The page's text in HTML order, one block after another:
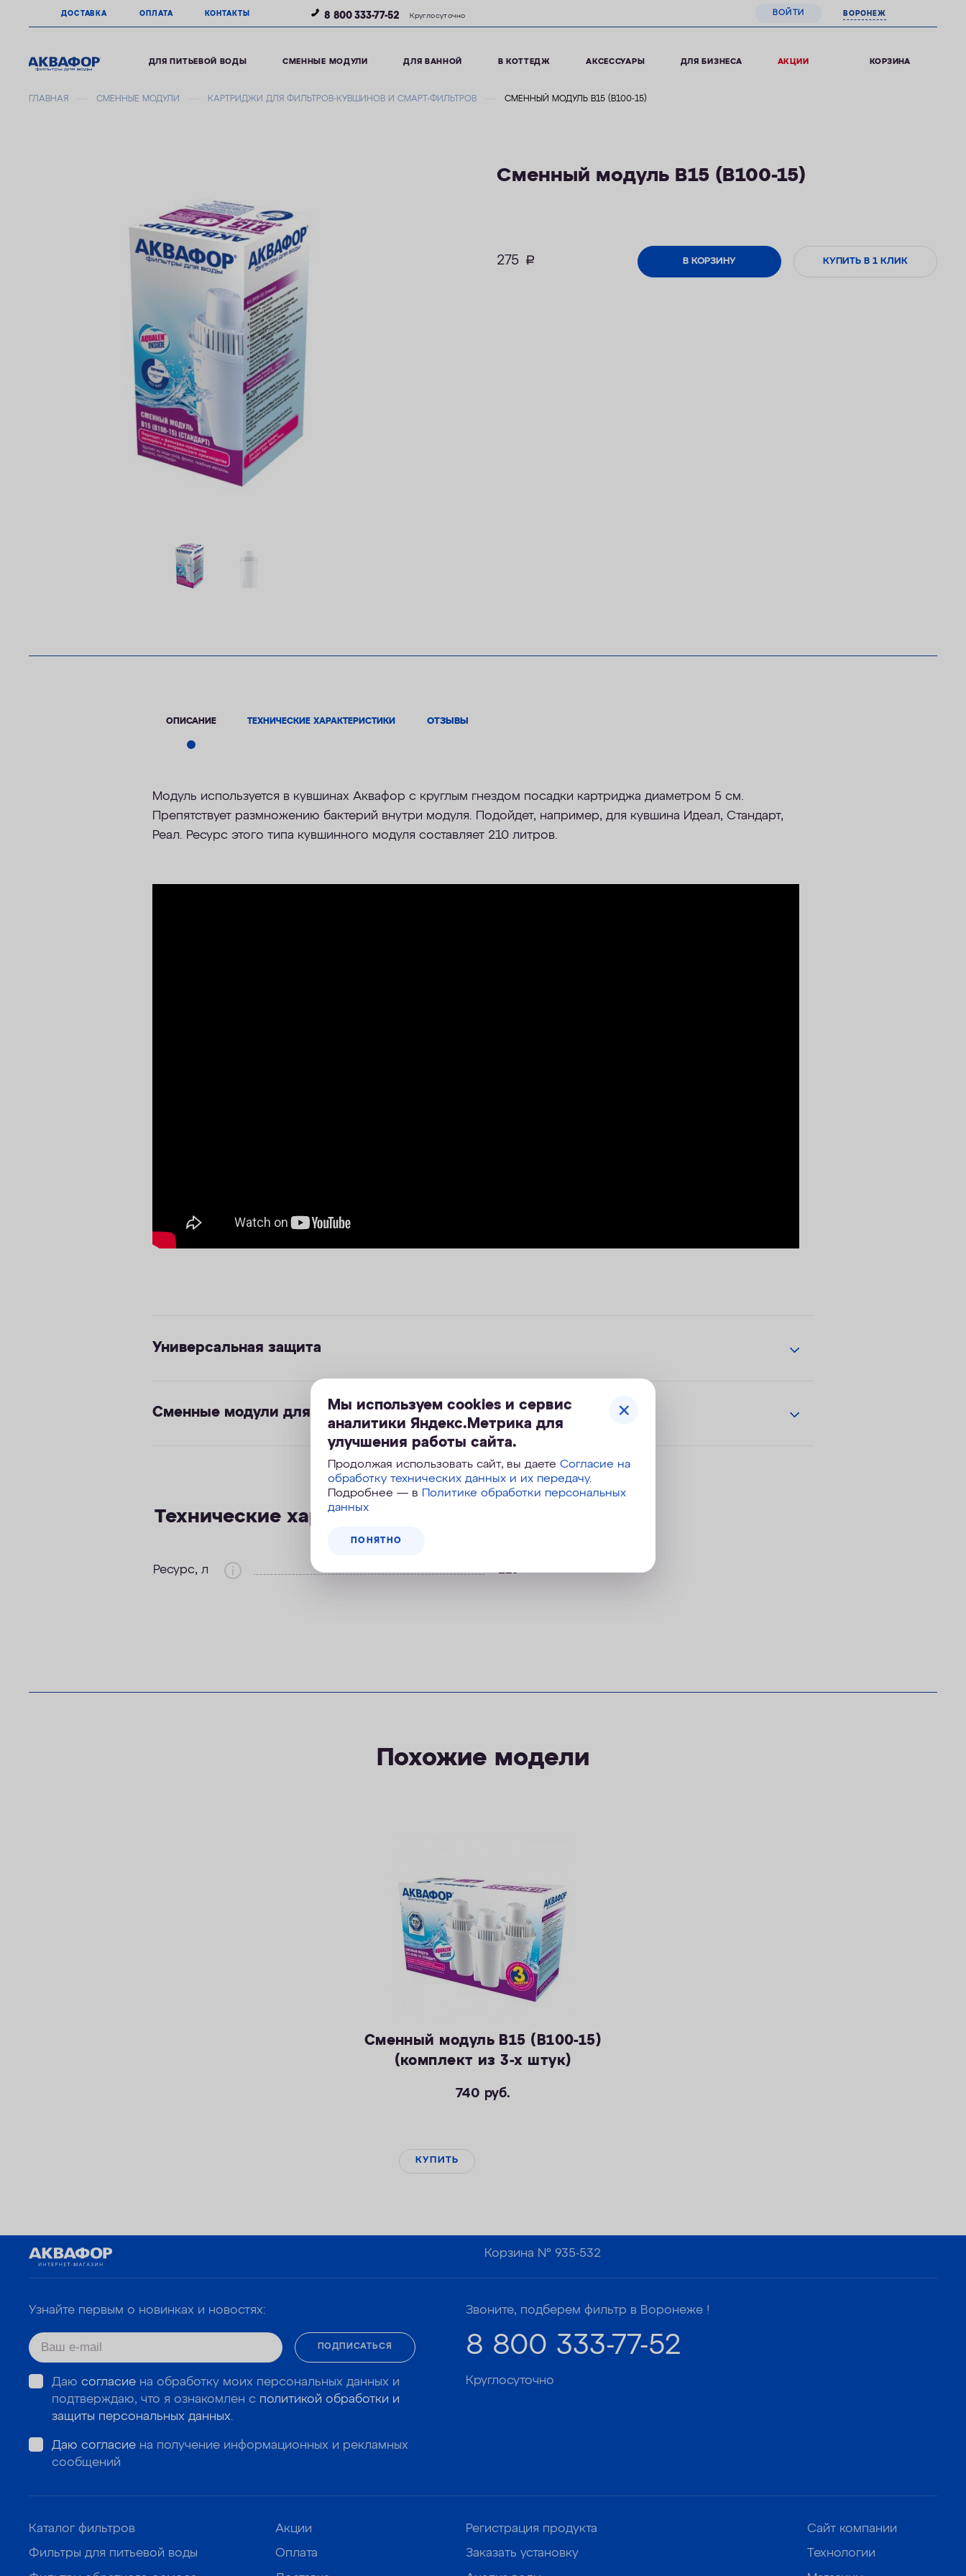
ДОСТАВКА ОПЛАТА КОНТАКТЫ 8 800 333-77-52 Круглосуточно ВОЙТИ ВОРОНЕЖ
ДЛЯ ПИТЬЕВОЙ ВОДЫ СМЕННЫЕ МОДУЛИ ДЛЯ ВАННОЙ В КОТТЕДЖ АКСЕССУАРЫ ДЛЯ БИЗНЕСА АКЦИИ КОРЗИНА
ГЛАВНАЯ СМЕННЫЕ МОДУЛИ КАРТРИДЖИ ДЛЯ ФИЛЬТРОВ-КУВШИНОВ И СМАРТ-ФИЛЬТРОВ СМЕННЫЙ МОДУЛЬ В15 (В100-15)
Сменный модуль В15 (В100-15)
275 руб. В КОРЗИНУ КУПИТЬ В 1 КЛИК
ОПИСАНИЕ ТЕХНИЧЕСКИЕ ХАРАКТЕРИСТИКИ ОТЗЫВЫ
Модуль используется в кувшинах Аквафор c круглым гнездом посадки картриджа диаметром 5 см.
Препятствует размножению бактерий внутри модуля. Подойдет, например, для кувшина Идеал, Стандарт,
Реал. Ресурс этого типа кувшинного модуля составляет 210 литров.
Универсальная защита
Сменные модули для разных задач
Технические характеристики
Ресурс, л 210
Похожие модели
Сменный модуль В15 (В100-15)
(комплект из 3-х штук)
740 руб.
КУПИТЬ
Мы используем cookies и сервис
аналитики Яндекс.Метрика для
улучшения работы сайта.
Продолжая использовать сайт, вы даете Согласие на
обработку технических данных и их передачу.
Подробнее — в
Политике обработки персональных
данных
ПОНЯТНО
Корзина №935-532
Узнайте первым о новинках и новостях:
ПОДПИСАТЬСЯ
Даю согласиена обработку моих персональных данных и
подтверждаю, что я ознакомлен с политикой обработки и
защиты персональных данных.
Даю согласиена получение информационных и рекламных
сообщений
Звоните, подберем фильтр в Воронеже !
8 800 333-77-52
Круглосуточно
Каталог фильтров
Фильтры для питьевой воды
Акции
Оплата
Регистрация продукта
Заказать установку
Сайт компании
Технологии